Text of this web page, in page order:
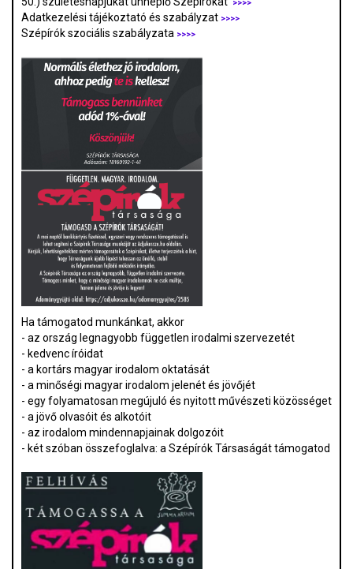
>>>>
Adatkezelési tájékoztató és szabályzat >>>>
Szépírók szociális szabályzata >>>>
Ha támogatod munkánkat, akkor
- az ország legnagyobb független irodalmi szervezetét
- kedvenc íróidat
- a kortárs magyar irodalom oktatását
- a minőségi magyar irodalom jelenét és jövőjét
- egy folyamatosan megújuló és nyitott művészeti közösséget
- a jövő olvasóit és alkotóit
- az irodalom mindennapjainak dolgozóit
- két szóban összefoglalva: a Szépírók Társaságát támogatod